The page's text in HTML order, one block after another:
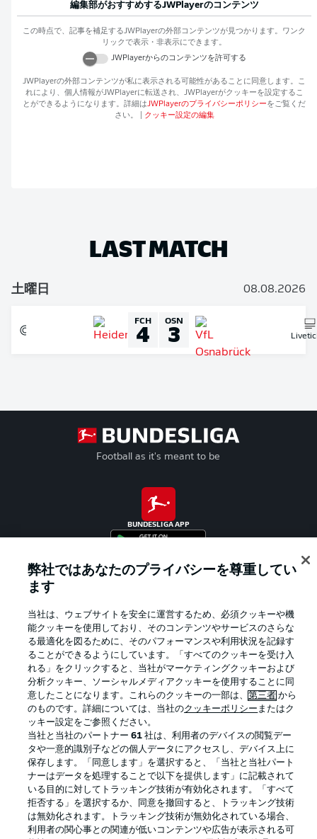
編集部がおすすめするJWPlayerのコンテンツ
この時点で、記事を補足するJWPlayerの外部コンテンツが見つかります。ワンク
リックで表示・非表示にできます。
JWPlayerからのコンテンツを許可する
JWPlayerの外部コンテンツが私に表示される可能性があることに同意します。こ
れにより、個人情報がJWPlayerに転送され、 JWPlayerがクッキーを設定するこ
とができるようになります。詳細はJWPlayerのプライバシーポリシーをご覧くだ
さい。
クッキー設定の編集
LAST MATCH
土曜日 08.08.2026
FCH
4 OSN
3
Football as it's meant to be
BUNDESLIGA APP
プライバシー・ポリシー 優先設定を管理する
利用条件 放送局
求人 選手
当サイトについて
弊社ではあなたのプライバシーを尊重してい
ます
当社は、ウェブサイトを安全に運営するため、必須クッキーや機
能クッキーを使用しており、そのコンテンツやサービスのさらな
る最適化を図るために、そのパフォーマンスや利用状況を記録す
ることができるようにしています。「すべてのクッキーを受け入
れる」をクリックすると、当社がマーケティングクッキーおよび
分析クッキー、ソーシャルメディアクッキーを使用することに同
意したことになります。これらのクッキーの一部は、第三者 から
のものです。詳細については、当社のクッキーポリシー またはク
ッキー設定をご参照ください。
当社と当社のパートナー61 社は、利用者のデバイスの閲覧デー
タや一意的識別子などの個人データにアクセスし、デバイス上に
保存します。「同意します」を選択すると、「当社と当社パート
ナーはデータを処理することで以下を提供します」に記載されて
いる目的に対してトラッキング技術が有効化されます。「すべて
拒否する」を選択するか、同意を撤回すると、トラッキング技術
は無効化されます。トラッキング技術が無効化されている場合、
利用者の関心事との関連が低いコンテンツや広告が表示される可